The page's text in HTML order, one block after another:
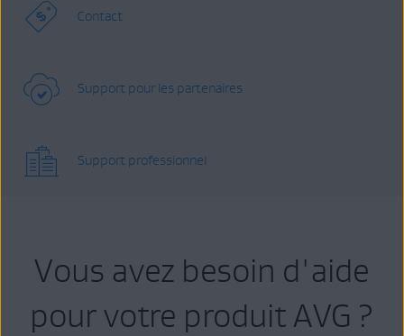
Contact
Support pour les partenaires
Support professionnel
Vous avez besoin d'aide
pour votre produit AVG ?